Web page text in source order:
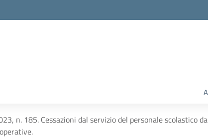
n. 185. Cessazioni dal servizio del personale scolastico